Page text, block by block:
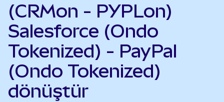
(CRMon - PYPLon)
Salesforce (Ondo
Tokenized) - PayPal
(Ondo Tokenized)
dönüştür